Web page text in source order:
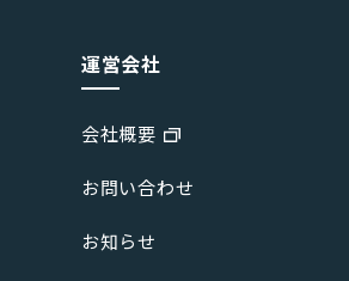
運営会社
会社概要
お問い合わせ
お知らせ